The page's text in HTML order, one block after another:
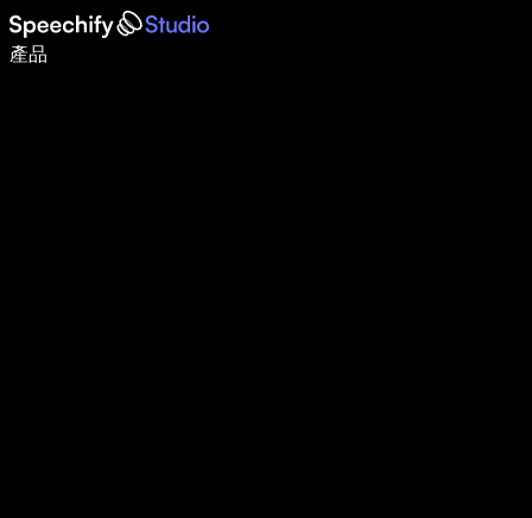
產品
使用語音輸入，寫作速度提升 5 倍